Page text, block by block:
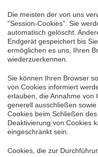
Die meisten der von uns
“Session-Cookies”. Sie
automatisch gelöscht.
Endgerät gespeichert bis
ermöglichen es uns, Ihren
wiederzuerkennen.
Sie können Ihren Browser
von Cookies informiert
erlauben, die Annahme von
generell ausschließen
Cookies beim Schließen
Deaktivierung von Cookies
eingeschränkt sein.
Cookies, die zur